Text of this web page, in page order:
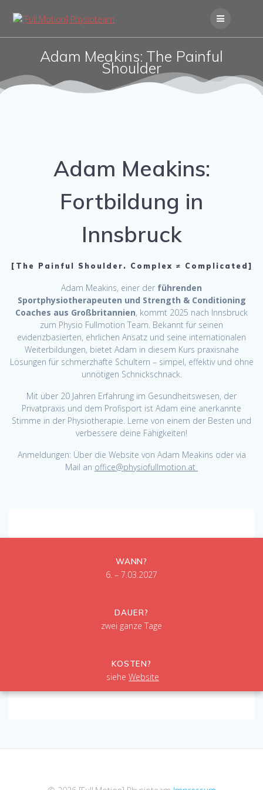
Adam Meakins: The Painful
Shoulder
Adam Meakins:
Fortbildung in
Innsbruck
[The Painful Shoulder. Complex ≠ Complicated]
Adam Meakins, einer der führenden
Sportphysiotherapeuten und Strength & Conditioning
Coaches aus Großbritannien, kommt 2025 nach Innsbruck
zum Physio Fullmotion Team. Bekannt für seinen
evidenzbasierten, ehrlichen Ansatz und seine internationalen
Weiterbildungen, bietet Adam in diesem Kurs praxisnahe
Lösungen für schmerzhafte Schultern – simpel, effektiv und ohne
unnötigen Schnickschnack.
Mit über 20 Jahren Erfahrung im Gesundheitswesen, der
Privatpraxis und dem Profisport ist Adam eine anerkannte
Stimme in der Physiotherapie. Lerne von einem der Besten und
verbessere deine Fähigkeiten!
Anmeldungen: Über die Website von Adam Meakins oder via
Mail an office@physiofullmotion.at
WANN?
6. – 7.03.2027
DAUER?
zwei ganze Tage
KOSTEN?
siehe Website